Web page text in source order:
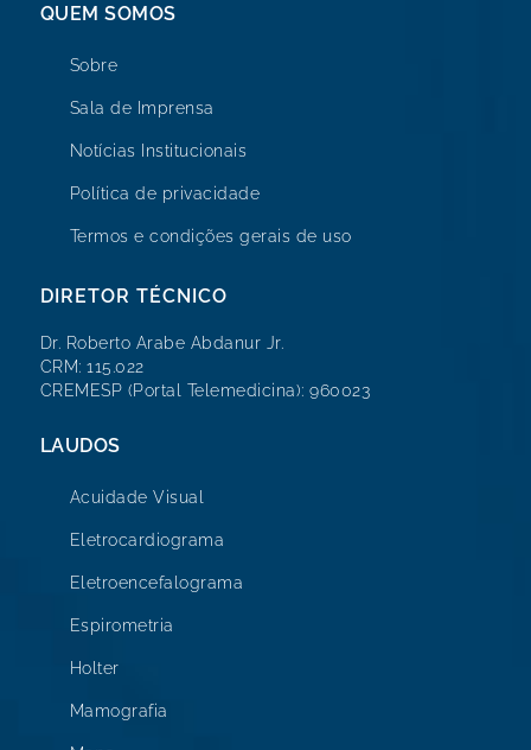
QUEM SOMOS
Sobre
Sala de Imprensa
Notícias Institucionais
Política de privacidade
Termos e condições gerais de uso
DIRETOR TÉCNICO
Dr. Roberto Arabe Abdanur Jr.
CRM: 115.022
CREMESP (Portal Telemedicina): 960023
LAUDOS
Acuidade Visual
Eletrocardiograma
Eletroencefalograma
Espirometria
Holter
Mamografia